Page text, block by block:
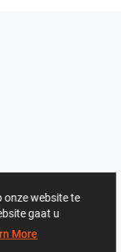
onze website te
gaat u
More